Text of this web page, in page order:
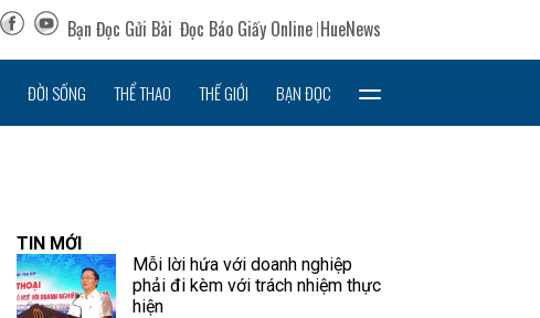
Bạn Đọc Gửi Bài Đọc Báo Giấy Online HueNews
ĐỜI SỐNG THỂ THAO THẾ GIỚI BẠN ĐỌC
TIN MỚI
Mỗi lời hứa với doanh nghiệp
phải đi kèm với trách nhiệm thực
hiện